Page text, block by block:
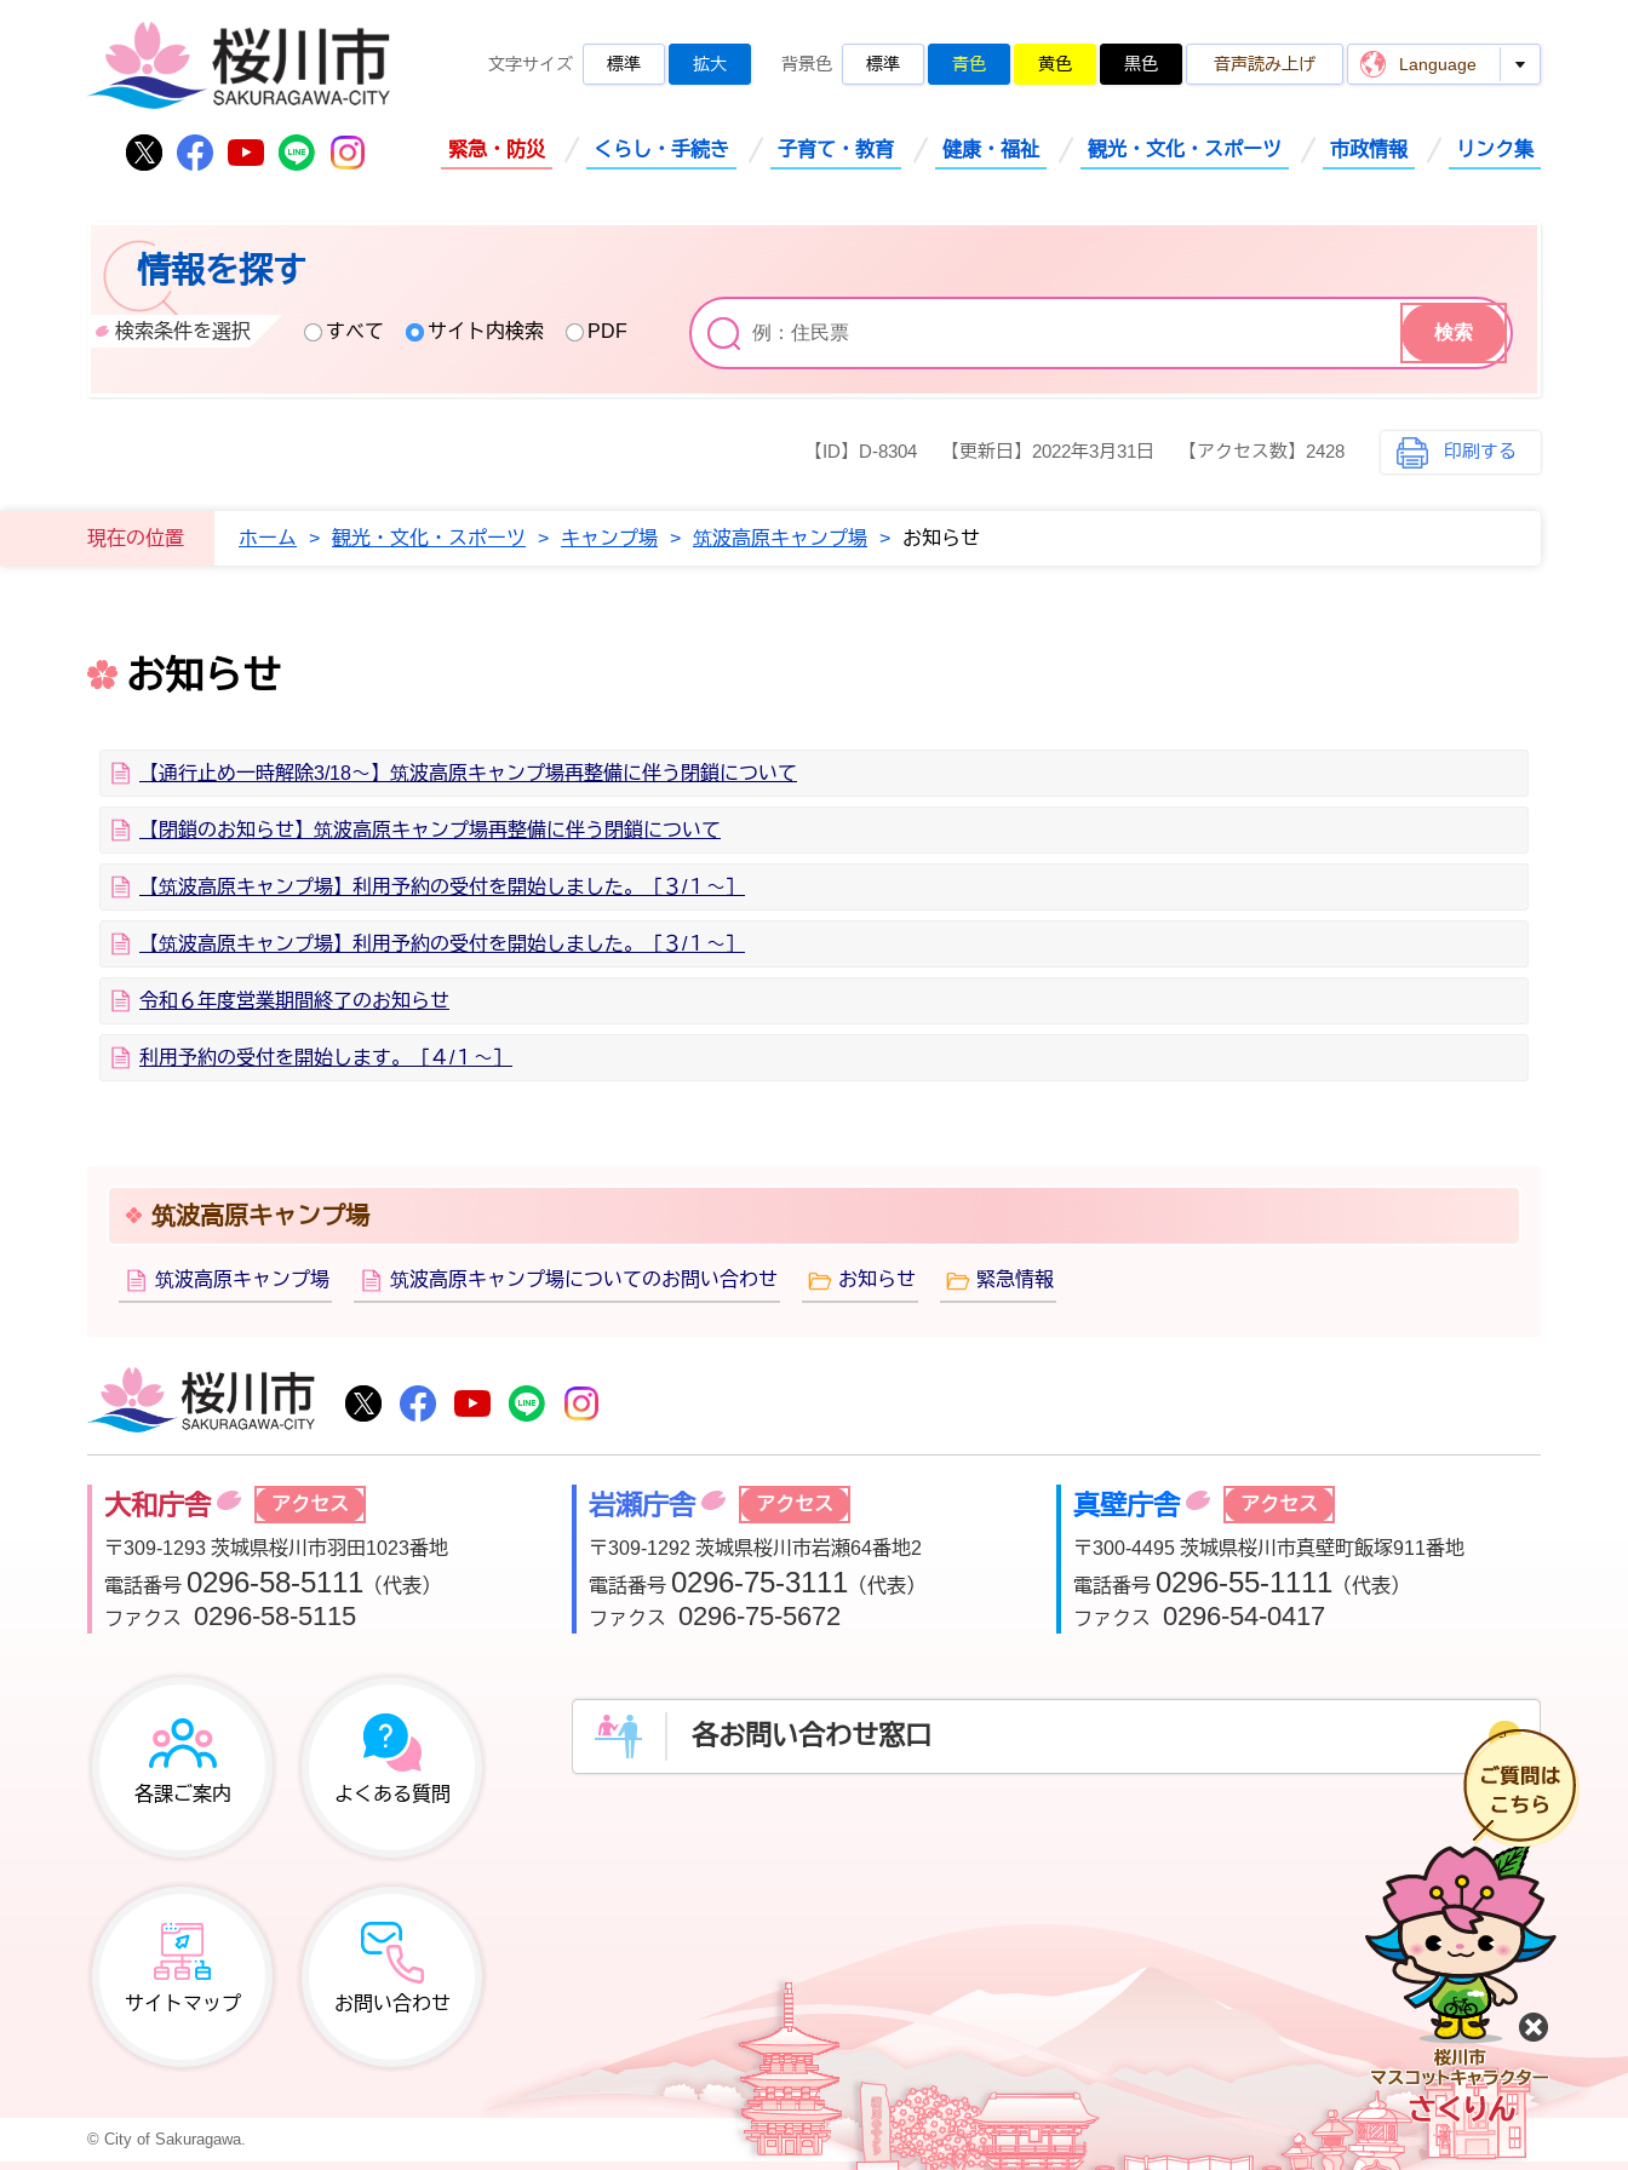
桜川市公式Twitter
桜川市公式Facebook
桜川市公式YouTube
桜川市公式LINE
Instagram
文字サイズ 標準 拡大 背景色 標準 青色 黄色 黒色 音声読み上げ Language
緊急・防災 くらし・手続き 子育て・教育 健康・福祉 観光・文化・スポーツ 市政情報 リンク集
情報を探す
検索条件を選択 すべて サイト内検索 PDF
【ID】 D-8304 【更新日】 2022年3月31日 【アクセス数】 2428 印刷する
現在の位置 ホーム > 観光・文化・スポーツ > キャンプ場 > 筑波高原キャンプ場 > お知らせ
お知らせ
【通行止め一時解除3/18～】筑波高原キャンプ場再整備に伴う閉鎖について
【閉鎖のお知らせ】筑波高原キャンプ場再整備に伴う閉鎖について
【筑波高原キャンプ場】利用予約の受付を開始しました。［３/１～］
【筑波高原キャンプ場】利用予約の受付を開始しました。［３/１～］
令和６年度営業期間終了のお知らせ
利用予約の受付を開始します。［４/１～］
筑波高原キャンプ場
筑波高原キャンプ場 筑波高原キャンプ場についてのお問い合わせ お知らせ 緊急情報
桜川市公式Twitter
桜川市公式Facebook
桜川市公式YouTube
桜川市公式LINE
大和庁舎 アクセス
〒309-1293 茨城県桜川市羽田1023番地
電話番号 0296-58-5111 （代表）
ファクス
0296-58-5115
岩瀬庁舎 アクセス
〒309-1292 茨城県桜川市岩瀬64番地2
電話番号 0296-75-3111 （代表）
ファクス
0296-75-5672
真壁庁舎 アクセス
〒300-4495 茨城県桜川市真壁町飯塚911番地
電話番号 0296-55-1111 （代表）
ファクス
0296-54-0417
各課ご案内 よくある質問
サイトマップ お問い合わせ
各お問い合わせ窓口
© City of Sakuragawa.